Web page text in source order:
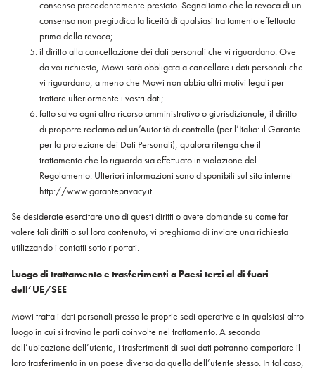
consenso precedentemente prestato. Segnaliamo che la revoca di un
consenso non pregiudica la liceità di qualsiasi trattamento effettuato
prima della revoca;
il diritto alla cancellazione dei dati personali che vi riguardano. Ove
da voi richiesto, Mowi sarà obbligata a cancellare i dati personali che
vi riguardano, a meno che Mowi non abbia altri motivi legali per
trattare ulteriormente i vostri dati;
fatto salvo ogni altro ricorso amministrativo o giurisdizionale, il diritto
di proporre reclamo ad un’Autorità di controllo (per l’Italia: il Garante
per la protezione dei Dati Personali), qualora ritenga che il
trattamento che lo riguarda sia effettuato in violazione del
Regolamento. Ulteriori informazioni sono disponibili sul sito internet
http://www.garanteprivacy.it.
Se desiderate esercitare uno di questi diritti o avete domande su come far
valere tali diritti o sul loro contenuto, vi preghiamo di inviare una richiesta
utilizzando i contatti sotto riportati.
Luogo di trattamento e trasferimenti a Paesi terzi al di fuori
dell’UE/SEE
Mowi tratta i dati personali presso le proprie sedi operative e in qualsiasi altro
luogo in cui si trovino le parti coinvolte nel trattamento. A seconda
dell’ubicazione dell’utente, i trasferimenti di suoi dati potranno comportare il
loro trasferimento in un paese diverso da quello dell’utente stesso. In tal caso,